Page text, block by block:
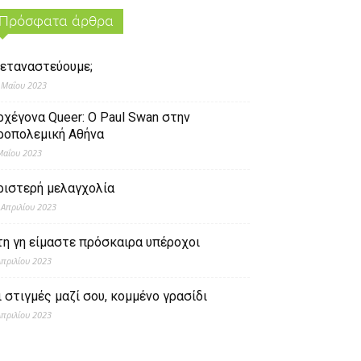
Πρόσφατα άρθρα
2023
Queer: O Paul Swan στην
Αθήνα
2023
μελαγχολία
2023
γη είμαστε πρόσκαιρα υπέροχοι
2023
στιγμές μαζί σου, κομμένο γρασίδι
2023